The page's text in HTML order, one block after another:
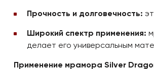
Прочность и долговечность:
Широкий спектр применения:
делает его универсальным
Применение мрамора Silver